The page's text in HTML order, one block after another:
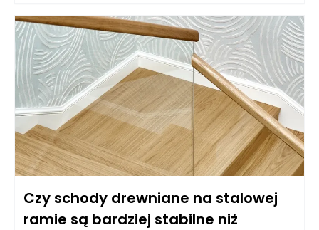
bardziej widoczne i doceniane. W momencie, gdy promienie
słoneczne padają na dobrze zaprojektowane meble włoskie,
można zauważyć, jak ich estetyka współwtóruje z naturalnym
otoczeniem, budując harmonijną całość. Ciepłe odcienie
drewna, subtelne tkaniny czy eleganckie metalowe akcenty
wspaniale współgrają ze światłem, co czyni je centralnym
punktem każdej aranżacji. Również detale, takie jak finezyjne
przeszycia tapicerki czy misternie wkomponowane elementy
dekoracyjne, stają się bardziej wyraziste, gdy wprawione w
ruch dzięki grze świateł. Warto zatem świadomie planować
rozmieszczenie mebli w strefie wypoczynkowej, uwzględniając
kierunek, z którego pada światło dzienne, aby maksymalnie
wykorzystać potencjał, jaki niosą ze sobą ekskluzywne meble
Czy schody drewniane na stalowej
ramie są bardziej stabilne niż